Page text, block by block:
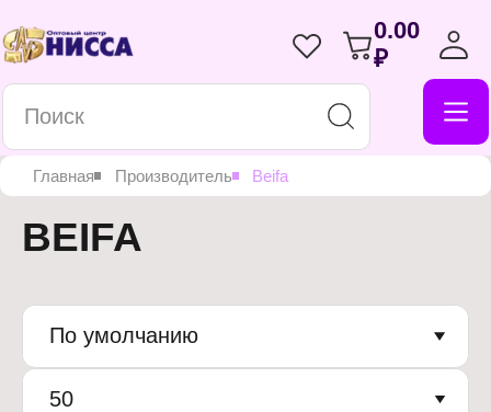
0.00
₽
Главная Производитель Beifa
BEIFA
По умолчанию
50